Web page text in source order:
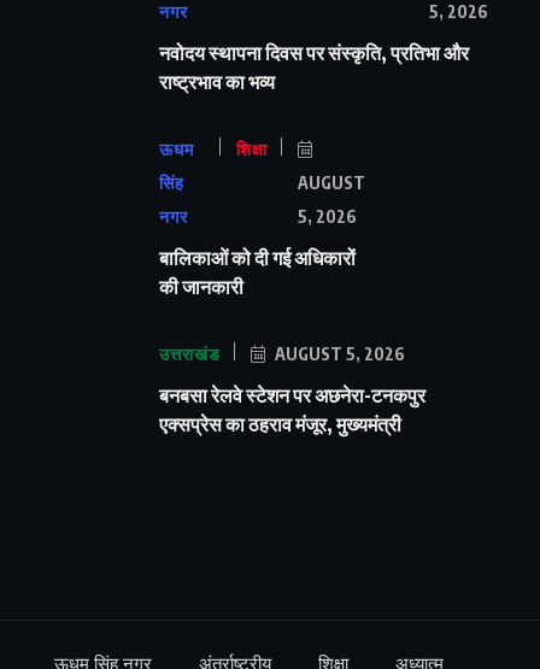
नगर
5, 2026
नवोदय स्थापना दिवस पर संस्कृति, प्रतिभा और
राष्ट्रभाव का भव्य
ऊधम
सिंह
नगर
शिक्षा
AUGUST
5, 2026
बालिकाओं को दी गई अधिकारों
की जानकारी
उत्तराखंड AUGUST 5, 2026
बनबसा रेलवे स्टेशन पर अछनेरा-टनकपुर
एक्सप्रेस का ठहराव मंजूर, मुख्यमंत्री